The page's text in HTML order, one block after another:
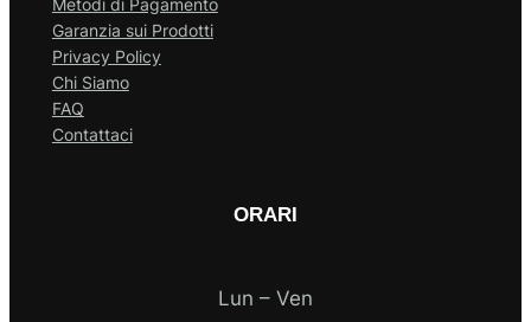
Garanzia sui Prodotti
Privacy Policy
Chi Siamo
FAQ
Contattaci
ORARI
Lun – Ven